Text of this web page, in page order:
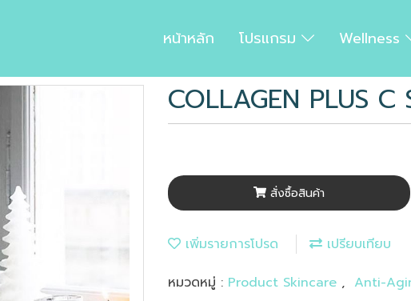
หน้าหลัก โปรแกรม Wellness
COLLAGEN PLUS C
สั่งซื้อสินค้า
เพิ่มรายการโปรด เปรียบเทียบ
หมวดหมู่ : Product Skincare , Anti-